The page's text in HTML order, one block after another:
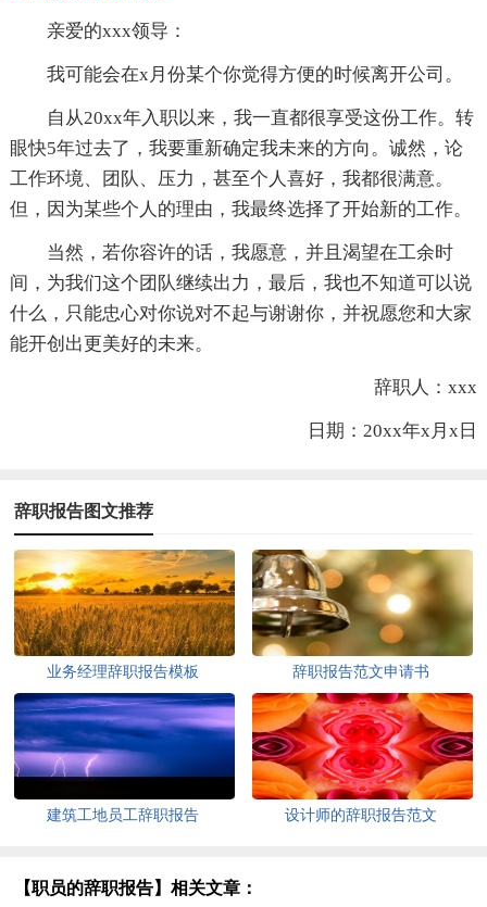
亲爱的xxx领导：
我可能会在x月份某个你觉得方便的时候离开公司。
自从20xx年入职以来，我一直都很享受这份工作。转
眼快5年过去了，我要重新确定我未来的方向。诚然，论
工作环境、团队、压力，甚至个人喜好，我都很满意。
但，因为某些个人的理由，我最终选择了开始新的工作。
当然，若你容许的话，我愿意，并且渴望在工余时
间，为我们这个团队继续出力，最后，我也不知道可以说
什么，只能忠心对你说对不起与谢谢你，并祝愿您和大家
能开创出更美好的未来。
辞职人：xxx
日期：20xx年x月x日
辞职报告图文推荐
业务经理辞职报告模板 辞职报告范文申请书
建筑工地员工辞职报告 设计师的辞职报告范文
【职员的辞职报告】相关文章：